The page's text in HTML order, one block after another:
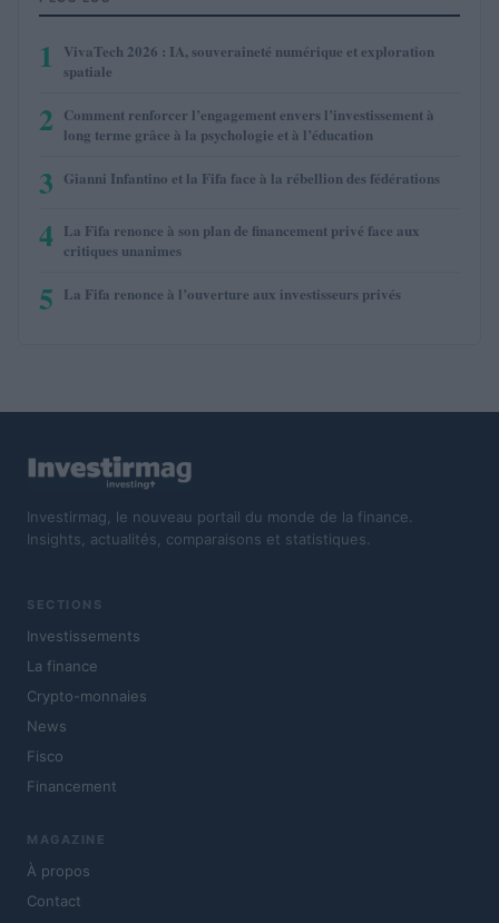
1
VivaTech 2026 : IA, souveraineté numérique et exploration
spatiale
2 Comment renforcer l’engagement envers l’investissement à
long terme grâce à la psychologie et à l’éducation
3 Gianni Infantino et la Fifa face à la rébellion des fédérations
4 La Fifa renonce à son plan de financement privé face aux
critiques unanimes
5 La Fifa renonce à l’ouverture aux investisseurs privés
Investirmag, le nouveau portail du monde de la finance.
Insights, actualités, comparaisons et statistiques.
SECTIONS
Investissements
La finance
Crypto-monnaies
News
Fisco
Financement
MAGAZINE
À propos
Contact